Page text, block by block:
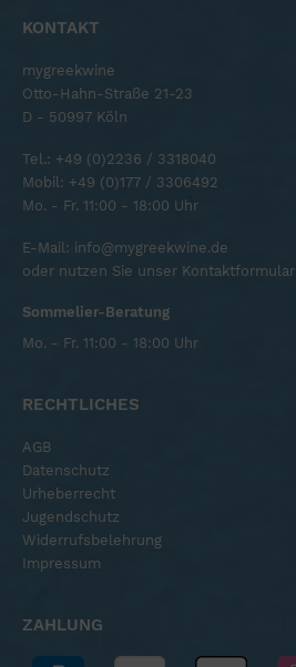
KONTAKT
mygreekwine
Otto-Hahn-Straße 21-23
D - 50997 Köln
Tel.: +49 (0)2236 / 3318040
Mobil: +49 (0)177 / 3306492
Mo. - Fr. 11:00 - 18:00 Uhr
E-Mail: info@mygreekwine.de
oder nutzen Sie unser Kontaktformular
Sommelier-Beratung
Mo. - Fr. 11:00 - 18:00 Uhr
RECHTLICHES
AGB
Datenschutz
Urheberrecht
Jugendschutz
Widerrufsbelehrung
Impressum
ZAHLUNG